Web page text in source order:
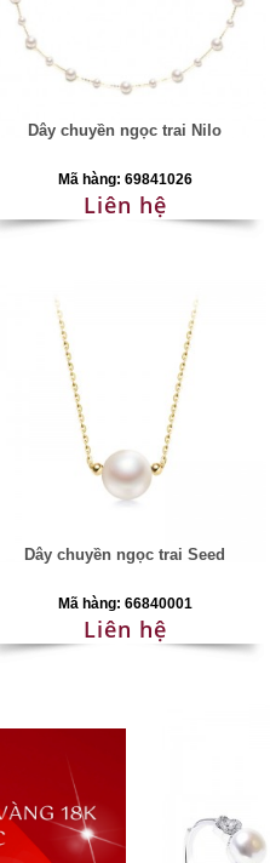
Dây chuyền ngọc trai Nilo
Mã hàng: 69841026
Liên hệ
Dây chuyền ngọc trai Seed
Mã hàng: 66840001
Liên hệ